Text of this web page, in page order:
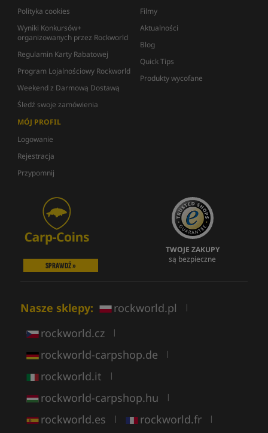
Polityka cookies
Wyniki Konkursów+
organizowanych przez Rockworld
Regulamin Karty Rabatowej
Program Lojalnościowy Rockworld
Weekend z Darmową Dostawą
Śledź swoje zamówienia
Filmy
Aktualności
Blog
Quick Tips
Produkty wycofane
MÓJ PROFIL
Logowanie
Rejestracja
Przypomnij
SPRAWDŹ »
TWOJE ZAKUPY
są bezpieczne
Nasze sklepy: rockworld.pl |
rockworld.cz |
rockworld-carpshop.de |
rockworld.it |
rockworld-carpshop.hu |
rockworld.es | rockworld.fr |